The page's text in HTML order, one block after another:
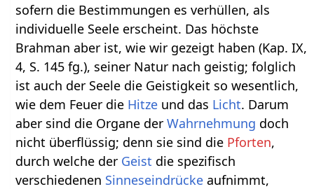
sofern die Bestimmungen es verhüllen, als
individuelle Seele erscheint. Das höchste
Brahman aber ist, wie wir gezeigt haben (Kap. IX,
4, S. 145 fg.), seiner Natur nach geistig; folglich
ist auch der Seele die Geistigkeit so wesentlich,
wie dem Feuer die Hitze und das Licht. Darum
aber sind die Organe derWahrnehmung doch
nicht überflüssig; denn sie sind die Pforten,
durch welche der Geist die spezifisch
verschiedenen Sinneseindrücke aufnimmt,